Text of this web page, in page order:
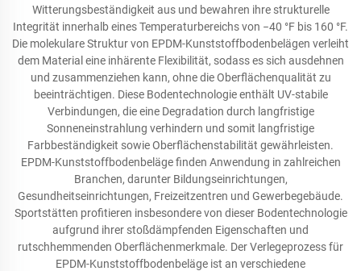
Witterungsbeständigkeit aus und bewahren ihre strukturelle
Integrität innerhalb eines Temperaturbereichs von −40 °F bis 160 °F.
Die molekulare Struktur von EPDM-Kunststoffbodenbelägen verleiht
dem Material eine inhärente Flexibilität, sodass es sich ausdehnen
und zusammenziehen kann, ohne die Oberflächenqualität zu
beeinträchtigen. Diese Bodentechnologie enthält UV-stabile
Verbindungen, die eine Degradation durch langfristige
Sonneneinstrahlung verhindern und somit langfristige
Farbbeständigkeit sowie Oberflächenstabilität gewährleisten.
EPDM-Kunststoffbodenbeläge finden Anwendung in zahlreichen
Branchen, darunter Bildungseinrichtungen,
Gesundheitseinrichtungen, Freizeitzentren und Gewerbegebäude.
Sportstätten profitieren insbesondere von dieser Bodentechnologie
aufgrund ihrer stoßdämpfenden Eigenschaften und
rutschhemmenden Oberflächenmerkmale. Der Verlegeprozess für
EPDM-Kunststoffbodenbeläge ist an verschiedene